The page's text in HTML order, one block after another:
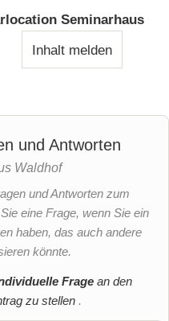
Seminarhaus
Inhalt melden
und Antworten
Waldhof
und Antworten zum
eine Frage, wenn Sie ein
haben, das auch andere
könnte.
Frage an den
zu stellen .